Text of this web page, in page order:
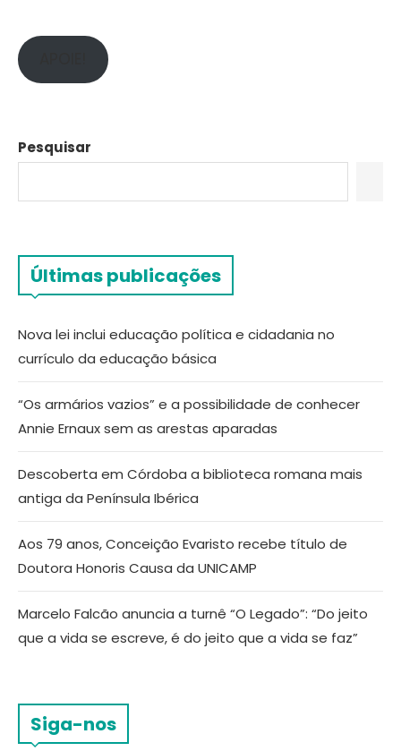
Pesquisar
Últimas publicações
Nova lei inclui educação política e cidadania no
currículo da educação básica
“Os armários vazios” e a possibilidade de conhecer
Annie Ernaux sem as arestas aparadas
Descoberta em Córdoba a biblioteca romana mais
antiga da Península Ibérica
Aos 79 anos, Conceição Evaristo recebe título de
Doutora Honoris Causa da UNICAMP
Marcelo Falcão anuncia a turnê “O Legado”: “Do jeito
que a vida se escreve, é do jeito que a vida se faz”
Siga-nos